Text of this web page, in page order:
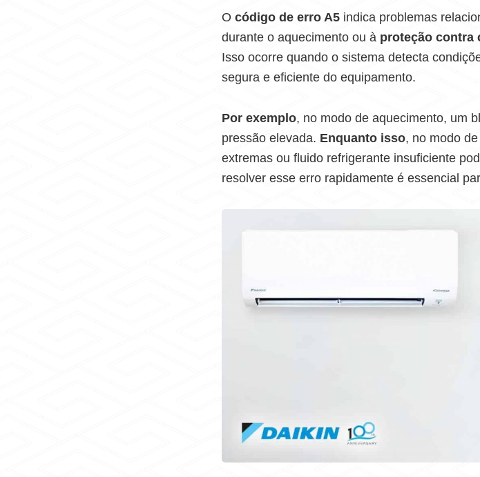
O código de erro A5 indica problemas
durante o aquecimento ou à proteção contra
Isso ocorre quando o sistema detecta
segura e eficiente do equipamento.
Por exemplo, no modo de aquecimento, um
pressão elevada. Enquanto isso, no modo
extremas ou fluido refrigerante insuficiente
resolver esse erro rapidamente é essencial